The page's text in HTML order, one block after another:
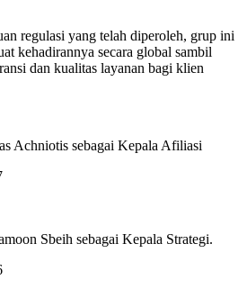
regulasi yang telah diperoleh, grup ini
kehadirannya secara global sambil
dan kualitas layanan bagi klien
Achniotis sebagai Kepala Afiliasi
Sbeih sebagai Kepala Strategi.